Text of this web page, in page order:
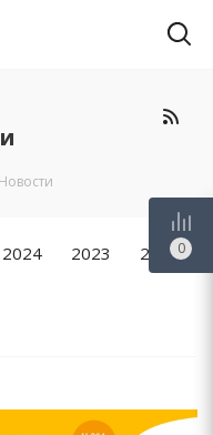
Новости
2024 2023 20220